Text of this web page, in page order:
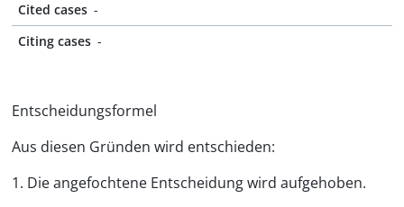
Cited cases -
Citing cases -
Entscheidungsformel
Aus diesen Gründen wird entschieden:
1. Die angefochtene Entscheidung wird aufgehoben.